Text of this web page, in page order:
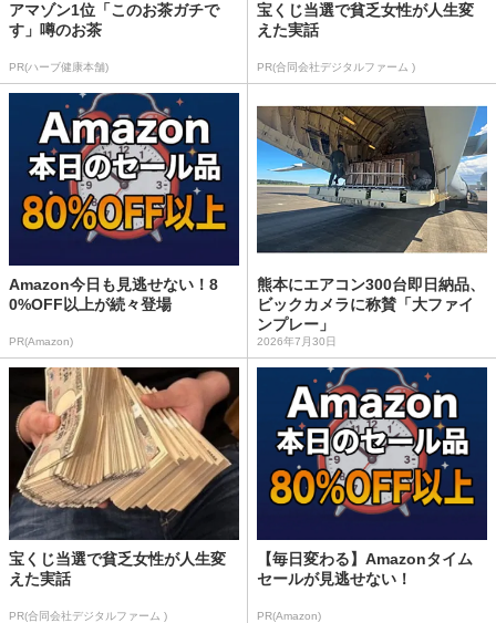
アマゾン1位「このお茶ガチで
す」噂のお茶
PR(ハーブ健康本舗)
宝くじ当選で貧乏女性が人生変
えた実話
PR(合同会社デジタルファーム )
Amazon今日も見逃せない！8
0%OFF以上が続々登場
PR(Amazon)
熊本にエアコン300台即日納品、
ビックカメラに称賛「大ファイ
ンプレー」
2026年7月30日
宝くじ当選で貧乏女性が人生変
えた実話
PR(合同会社デジタルファーム )
【毎日変わる】Amazonタイム
セールが見逃せない！
PR(Amazon)